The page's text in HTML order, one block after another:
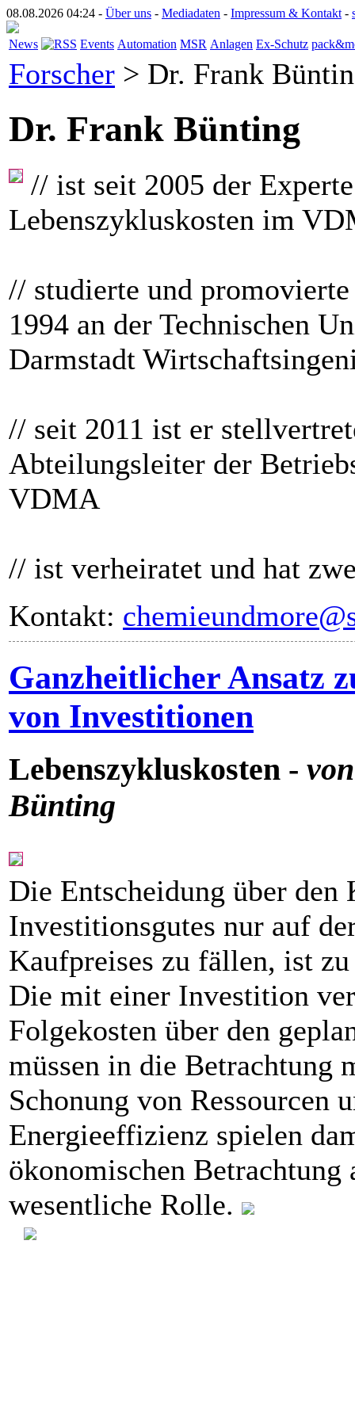
08.08.2026 04:24 - Über uns - Mediadaten - Impressum & Kontakt -
News Events Automation MSR Anlagen Ex-Schutz
Forscher > Dr. Frank
Dr. Frank Bünting
// ist seit 2005 der
Lebenszykluskosten im
// studierte und
1994 an der Technischen
Darmstadt
// seit 2011 ist er
Abteilungsleiter der
VDMA
// ist verheiratet und hat
Kontakt:
Ganzheitlicher Ansatz
von Investitionen
Lebenszykluskosten -
Bünting
Die Entscheidung über den
Investitionsgutes nur auf
Kaufpreises zu fällen, ist
Die mit einer Investition
Folgekosten über den
müssen in die Betrachtung
Schonung von Ressourcen
Energieeffizienz spielen
ökonomischen Betrachtung
wesentliche Rolle.